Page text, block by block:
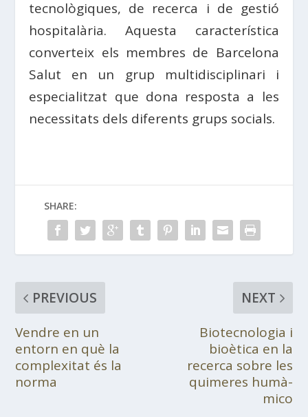
tecnològiques, de recerca i de gestió
hospitalària. Aquesta característica
converteix els membres de Barcelona
Salut en un grup multidisciplinari i
especialitzat que dona resposta a les
necessitats dels diferents grups socials.
SHARE:
PREVIOUS
Vendre en un
entorn en què la
complexitat és la
norma
NEXT
Biotecnologia i
bioètica en la
recerca sobre les
quimeres humà-
mico